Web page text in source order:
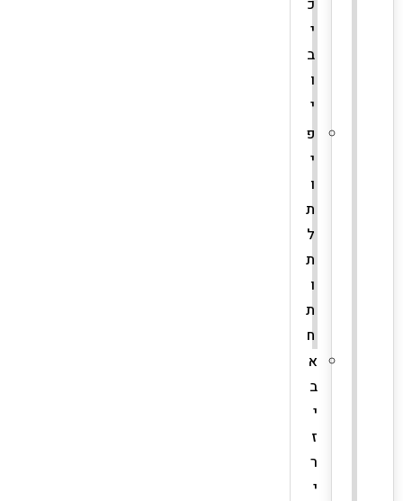
כ
י
ב
ו
י
פ
י
ו
ת
ל
ת
ו
ת
ח
א
ב
י
ז
ר
י